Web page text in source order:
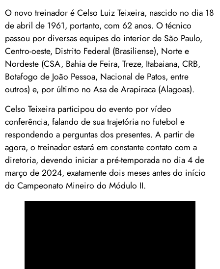
O novo treinador é Celso Luiz Teixeira, nascido no dia 18
de abril de 1961, portanto, com 62 anos. O técnico
passou por diversas equipes do interior de São Paulo,
Centro-oeste, Distrito Federal (Brasiliense), Norte e
Nordeste (CSA, Bahia de Feira, Treze, Itabaiana, CRB,
Botafogo de João Pessoa, Nacional de Patos, entre
outros) e, por último no Asa de Arapiraca (Alagoas).
Celso Teixeira participou do evento por vídeo
conferência, falando de sua trajetória no futebol e
respondendo a perguntas dos presentes. A partir de
agora, o treinador estará em constante contato com a
diretoria, devendo iniciar a pré-temporada no dia 4 de
março de 2024, exatamente dois meses antes do início
do Campeonato Mineiro do Módulo II.